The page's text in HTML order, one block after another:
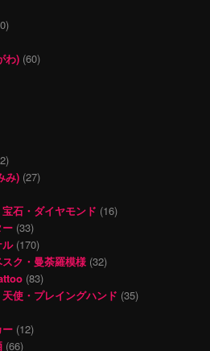
わ) (60)
み) (27)
石・ダイヤモンド (16)
(33)
(170)
ク・曼荼羅模様 (32)
(83)
使・プレイングハンド (35)
ー (12)
(66)